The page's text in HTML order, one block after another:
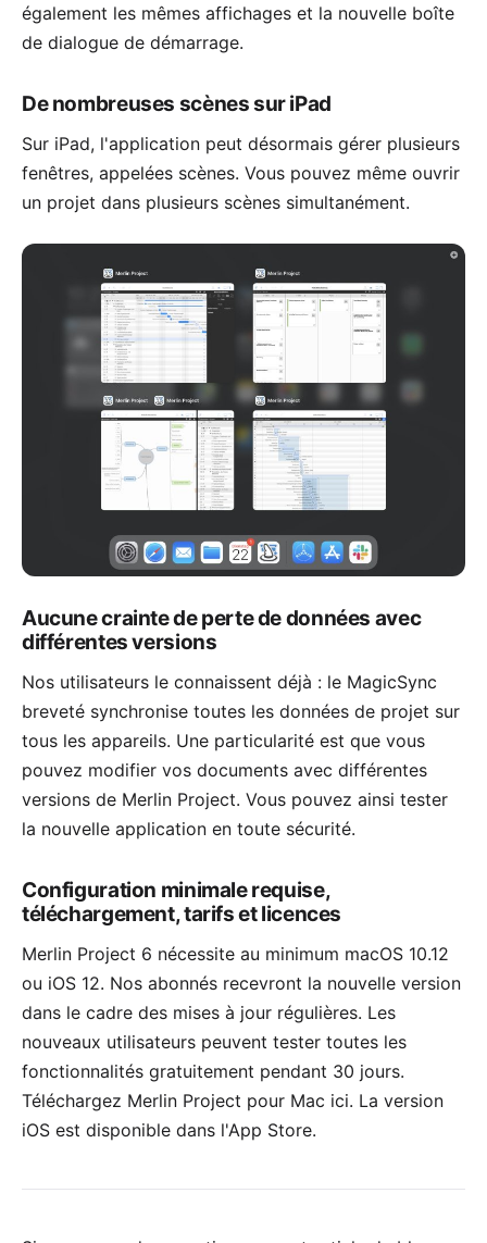
également les mêmes affichages et la nouvelle boîte
de dialogue de démarrage.
De nombreuses scènes sur iPad
Sur iPad, l'application peut désormais gérer plusieurs
fenêtres, appelées scènes. Vous pouvez même ouvrir
un projet dans plusieurs scènes simultanément.
Aucune crainte de perte de données avec
différentes versions
Nos utilisateurs le connaissent déjà : le MagicSync
breveté synchronise toutes les données de projet sur
tous les appareils. Une particularité est que vous
pouvez modifier vos documents avec différentes
versions de Merlin Project. Vous pouvez ainsi tester
la nouvelle application en toute sécurité.
Configuration minimale requise,
téléchargement, tarifs et licences
Merlin Project 6 nécessite au minimum macOS 10.12
ou iOS 12. Nos abonnés recevront la nouvelle version
dans le cadre des mises à jour régulières. Les
nouveaux utilisateurs peuvent tester toutes les
fonctionnalités gratuitement pendant 30 jours.
Téléchargez Merlin Project pour Mac ici. La version
iOS est disponible dans l'App Store.